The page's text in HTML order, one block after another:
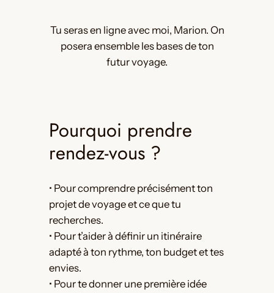
Tu seras en ligne avec moi, Marion. On
posera ensemble les bases de ton
futur voyage.
Pourquoi prendre
rendez-vous ?
• Pour comprendre précisément ton
projet de voyage et ce que tu
recherches.
• Pour t’aider à définir un itinéraire
adapté à ton rythme, ton budget et tes
envies.
• Pour te donner une première idée